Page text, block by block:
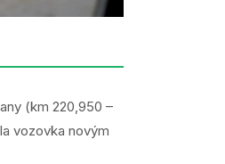
(km 220,950 –
vozovka novým